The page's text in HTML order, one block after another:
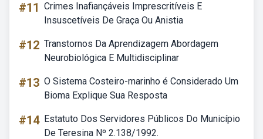
#11 Crimes Inafiançáveis Imprescritíveis E
Insuscetíveis De Graça Ou Anistia
#12 Transtornos Da Aprendizagem Abordagem
Neurobiológica E Multidisciplinar
#13 O Sistema Costeiro-marinho é Considerado Um
Bioma Explique Sua Resposta
#14 Estatuto Dos Servidores Públicos Do Município
De Teresina Nº 2.138/1992.